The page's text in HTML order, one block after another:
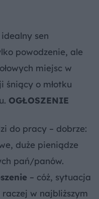
sen
powodzenie, ale
miejsc w
śniący o młotku
OGŁOSZENIE
do pracy – dobrze:
duże pieniądze
pań/panów.
– cóż, sytuacja
w najbliższym